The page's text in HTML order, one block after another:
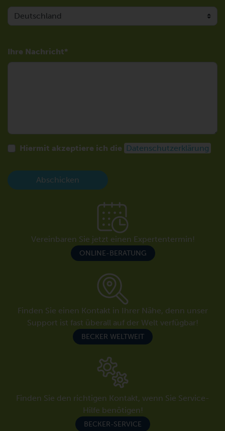
Ihre Nachricht
Hiermit akzeptiere ich die Datenschutzerklärung
Abschicken
Vereinbaren Sie jetzt einen Expertentermin!
ONLINE-BERATUNG
Finden Sie einen Kontakt in Ihrer Nähe, denn unser
Support ist fast überall auf der Welt verfügbar!
BECKER WELTWEIT
Finden Sie den richtigen Kontakt, wenn Sie Service-
Hilfe benötigen!
BECKER-SERVICE